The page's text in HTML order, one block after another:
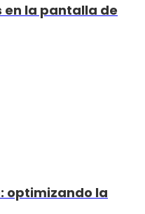
en la pantalla de
optimizando la